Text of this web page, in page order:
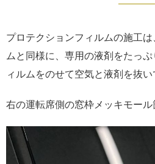
プロテクションフィルムの施工
ムと同様に、専用の液剤をたっ
ィルムをのせて空気と液剤を抜い
右の運転席側の窓枠メッキモール